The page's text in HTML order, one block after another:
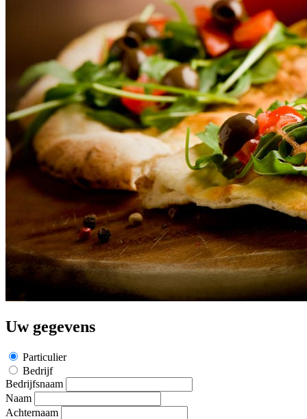
Uw gegevens
Particulier
Bedrijf
Bedrijfsnaam
Naam
Achternaam